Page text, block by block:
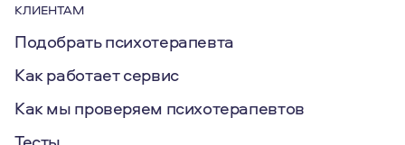
КЛИЕНТАМ
Подобрать психотерапевта
Как работает сервис
Как мы проверяем психотерапевтов